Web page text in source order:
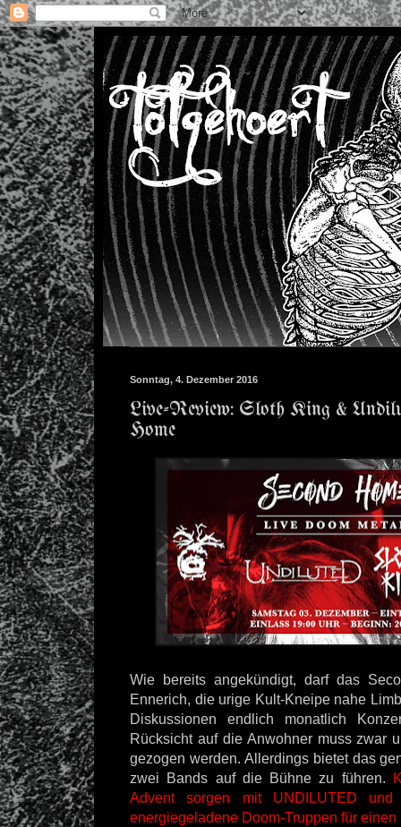
Sonntag, 4. Dezember 2016
Live-Review: Sloth King &
Home
Wie bereits angekündigt, darf das
Ennerich, die urige Kult-Kneipe nahe
Diskussionen endlich monatlich
Rücksicht auf die Anwohner muss zwar
gezogen werden. Allerdings bietet das
zwei Bands auf die Bühne zu führen.
Advent sorgen mit UNDILUTED
energiegeladene Doom-Truppen für